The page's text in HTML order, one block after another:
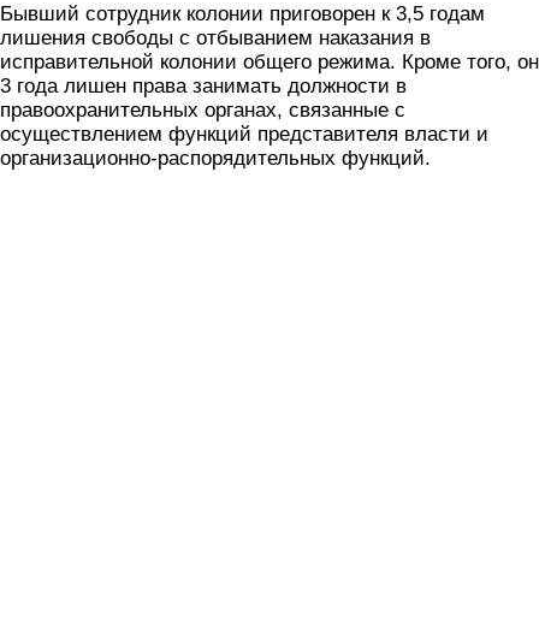
Бывший сотрудник колонии приговорен к 3,5 годам
лишения свободы с отбыванием наказания в
исправительной колонии общего режима. Кроме того,
3 года лишен права занимать должности в
правоохранительных органах, связанные с
осуществлением функций представителя власти и
организационно-распорядительных функций.